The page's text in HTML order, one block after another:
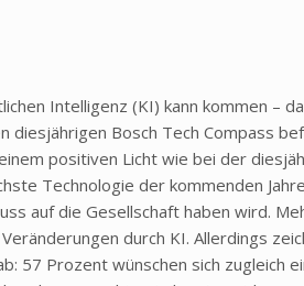
Intelligenz (KI) kann kommen –
diesjährigen Bosch Tech Compass
positiven Licht wie bei der
Technologie der kommenden
auf die Gesellschaft haben wird.
durch KI. Allerdings
57 Prozent wünschen sich zugleich